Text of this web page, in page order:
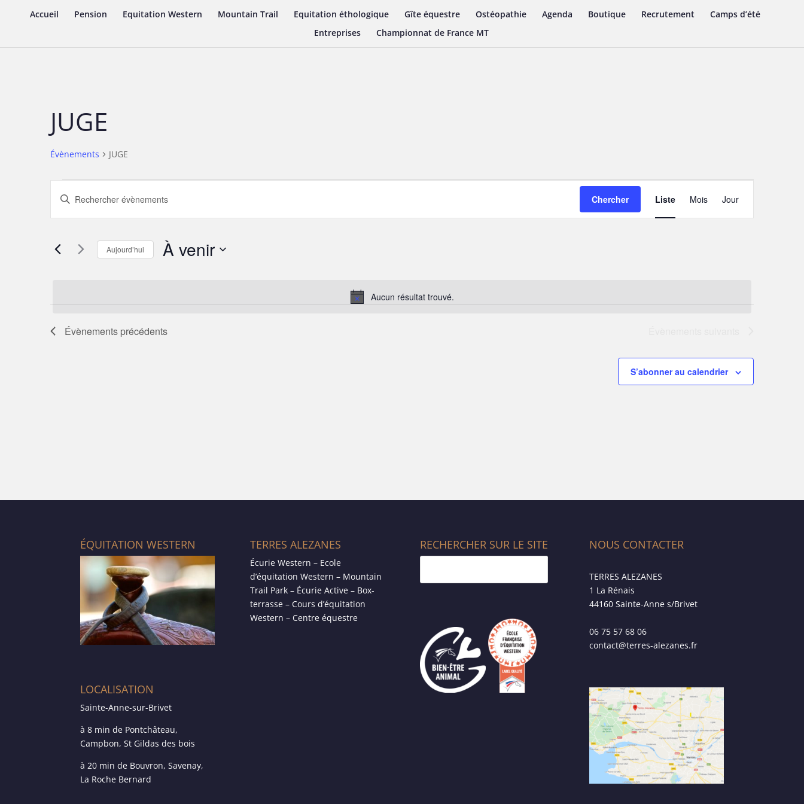
Accueil Pension Equitation Western Mountain Trail Equitation éthologique Gîte équestre Ostéopathie Agenda Boutique Recrutement
Camps d’été
Entreprises
Championnat de France MT
JUGE
Évènements JUGE
Évènements
Notice
Aucun résultat trouvé.
Recherche
et
navigation
vues
Évènements
Saisir
clé.
Évènements
Chercher
Navigation
de
vues
Liste Mois Jour
Aujourd’hui À venir
Évènements précédents
S’abonner au calendrier
ÉQUITATION WESTERN
LOCALISATION
Sainte-Anne-sur-Brivet
à 8 min de Pontchâteau,
Campbon, St Gildas des bois
à 20 min de Bouvron, Savenay,
La Roche Bernard
TERRES ALEZANES
Écurie Western – Ecole
d’équitation Western – Mountain
Trail Park – Écurie Active – Box-
terrasse – Cours d’équitation
Western – Centre équestre
RECHERCHER SUR LE SITE NOUS CONTACTER
TERRES ALEZANES
1 La Rénais
44160 Sainte-Anne s/Brivet
06 75 57 68 06
contact@terres-alezanes.fr